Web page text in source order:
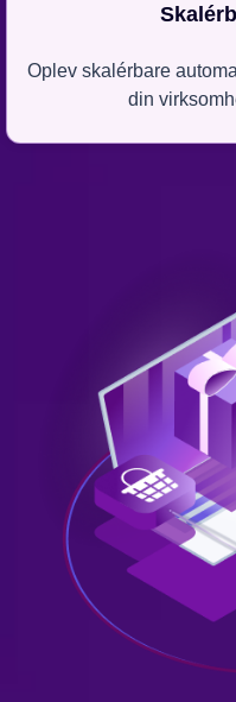
Oplev skalérbare
din